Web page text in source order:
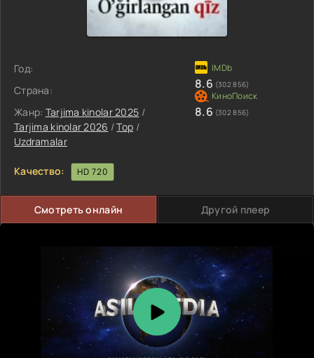
Год:
Страна:
Жанр: Tarjima kinolar 2025 /
Tarjima kinolar 2026 /Top /
Uzdramalar
8.6 (302 856)
8.6 (302 856)
Качество: HD 720
Смотреть онлайн Другой плеер